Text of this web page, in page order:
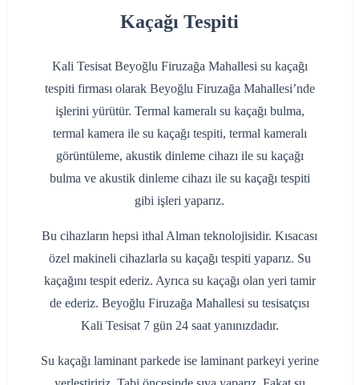
Kaçağı Tespiti
Kali Tesisat Beyoğlu Firuzağa Mahallesi su kaçağı
tespiti firması olarak Beyoğlu Firuzağa Mahallesi’nde
işlerini yürütür. Termal kameralı su kaçağı bulma,
termal kamera ile su kaçağı tespiti, termal kameralı
görüntüleme, akustik dinleme cihazı ile su kaçağı
bulma ve akustik dinleme cihazı ile su kaçağı tespiti
gibi işleri yaparız.
Bu cihazların hepsi ithal Alman teknolojisidir. Kısacası
özel makineli cihazlarla su kaçağı tespiti yaparız. Su
kaçağını tespit ederiz. Ayrıca su kaçağı olan yeri tamir
de ederiz. Beyoğlu Firuzağa Mahallesi su tesisatçısı
Kali Tesisat 7 gün 24 saat yanınızdadır.
Su kaçağı laminant parkede ise laminant parkeyi yerine